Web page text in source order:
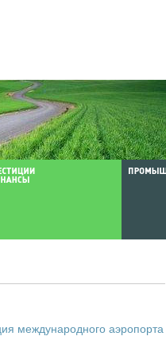
международного аэропорта